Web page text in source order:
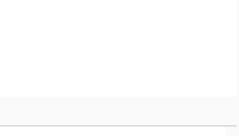
les sodas (